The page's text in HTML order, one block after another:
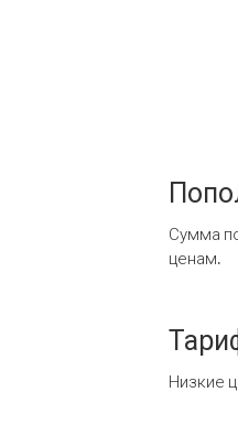
Сумма
ценам.
Низкие